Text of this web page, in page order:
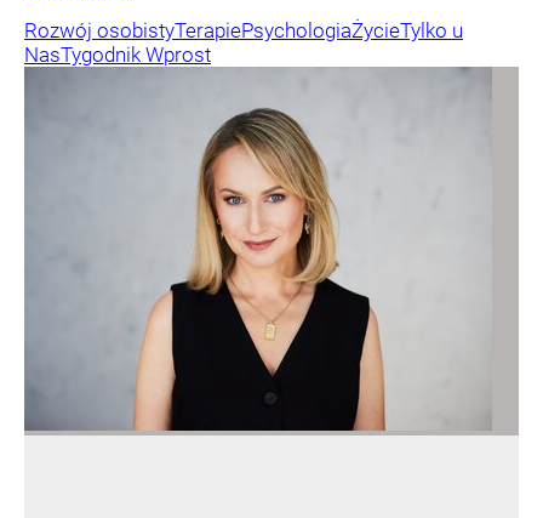
Rozwój osobistyTerapiePsychologiaŻycieTylko u
NasTygodnik Wprost